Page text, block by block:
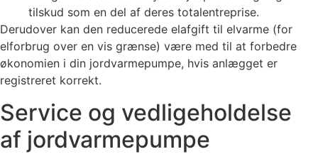
tilskud som en del af deres totalentreprise.
Derudover kan den reducerede elafgift til elvarme (for
elforbrug over en vis grænse) være med til at forbedre
økonomien i din jordvarmepumpe, hvis anlægget er
registreret korrekt.
Service og vedligeholdelse
af jordvarmepumpe